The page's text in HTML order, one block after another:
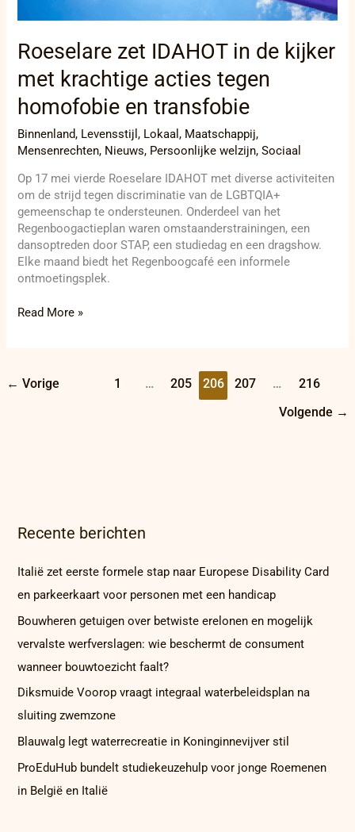
Roeselare zet IDAHOT in de kijker
met krachtige acties tegen
homofobie en transfobie
Binnenland, Levensstijl, Lokaal, Maatschappij,
Mensenrechten, Nieuws, Persoonlijke welzijn,Sociaal
Op 17 mei vierde Roeselare IDAHOT met diverse activiteiten
om de strijd tegen discriminatie van de LGBTQIA+
gemeenschap te ondersteunen. Onderdeel van het
Regenboogactieplan waren omstaanderstrainingen, een
dansoptreden door STAP, een studiedag en een dragshow.
Elke maand biedt het Regenboogcafé een informele
ontmoetingsplek.
transfobie
Read More »
← Vorige 1 … 205 206 207 … 216
Volgende →
Recente berichten
Italië zet eerste formele stap naar Europese Disability Card
en parkeerkaart voor personen met een handicap
Bouwheren getuigen over betwiste erelonen en mogelijk
vervalste werfverslagen: wie beschermt de consument
wanneer bouwtoezicht faalt?
Diksmuide Voorop vraagt integraal waterbeleidsplan na
sluiting zwemzone
Blauwalg legt waterrecreatie in Koninginnevijver stil
ProEduHub bundelt studiekeuzehulp voor jonge Roemenen
in België en Italië